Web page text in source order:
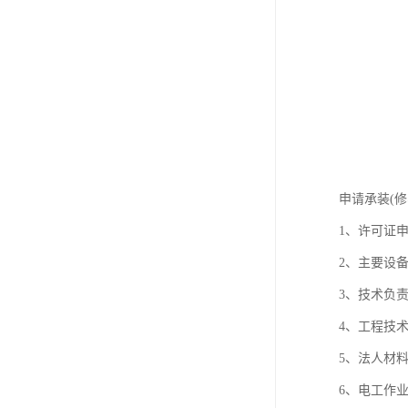
申请承装(
1、许可证
2、主要设
3、技术负
4、工程技
5、法人材
6、电工作